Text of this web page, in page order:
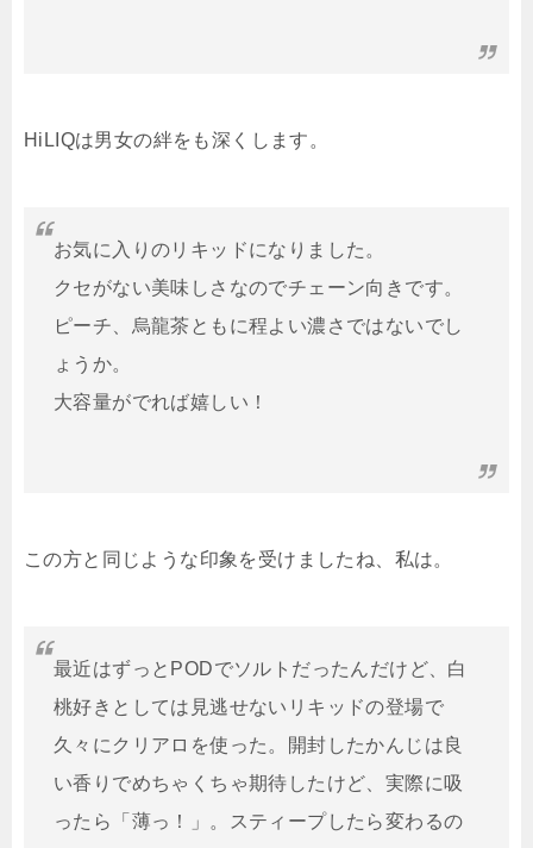
HiLIQは男女の絆をも深くします。
お気に入りのリキッドになりました。
クセがない美味しさなのでチェーン向きです。
ピーチ、烏龍茶ともに程よい濃さではないでし
ょうか。
大容量がでれば嬉しい！
この方と同じような印象を受けましたね、私は。
最近はずっとPODでソルトだったんだけど、白
桃好きとしては見逃せないリキッドの登場で
久々にクリアロを使った。開封したかんじは良
い香りでめちゃくちゃ期待したけど、実際に吸
ったら「薄っ！」。スティープしたら変わるの